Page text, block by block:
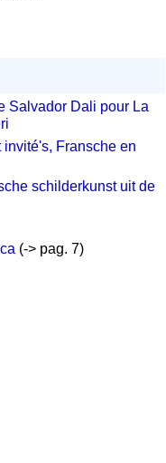
Salvador Dali pour La
Fransche en
schilderkunst uit de
(-> pag. 7)